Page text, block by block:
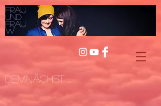
Frau
und
Frau
W
Demnächst ...